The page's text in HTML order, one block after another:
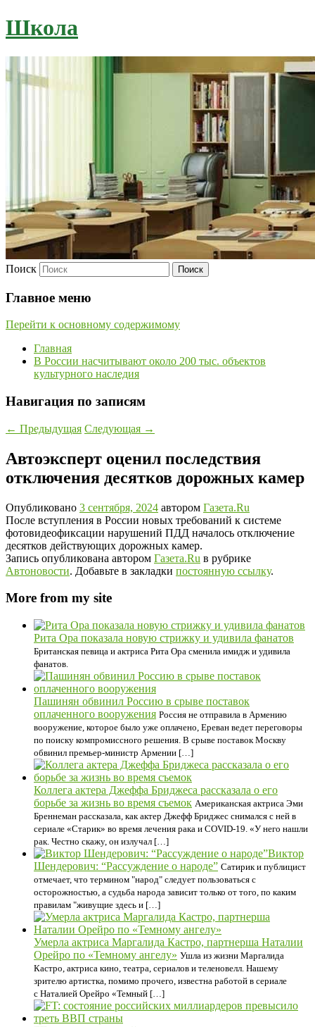
Школа
Поиск
Главное меню
Перейти к основному содержимому
Главная
В России насчитывают около 200 тыс. объектов
культурного наследия
Навигация по записям
← Предыдущая Следующая →
Автоэксперт оценил последствия
отключения десятков дорожных камер
Опубликовано 3 сентября, 2024 автором Газета.Ru
После вступления в России новых требований к системе
фотовидеофиксации нарушений ПДД началось отключение
десятков действующих дорожных камер.
Запись опубликована автором Газета.Ru в рубрике
Автоновости. Добавьте в закладки постоянную ссылку.
More from my site
Рита Ора показала новую стрижку и удивила фанатов
Британская певица и актриса Рита Ора сменила имидж и удивила
фанатов.
Пашинян обвинил Россию в срыве поставок
оплаченного вооружения Россия не отправила в Армению
вооружение, которое было уже оплачено, Ереван ведет переговоры
по поиску компромиссного решения. В срыве поставок Москву
обвинил премьер-министр Армении […]
Коллега актера Джеффа Бриджеса рассказала о его
борьбе за жизнь во время съемок Американская актриса Эми
Бреннеман рассказала, как актер Джефф Бриджес снимался с ней в
сериале «Старик» во время лечения рака и COVID-19. «У него нашли
рак. Честно скажу, он излучал […]
Виктор
Шендерович: “Рассуждение о народе” Сатирик и публицист
отмечает, что термином "народ" следует пользоваться с
осторожностью, а судьба народа зависит только от того, по каким
правилам "живущие здесь и […]
Умерла актриса Маргалида Кастро, партнерша Наталии
Орейро по «Темному ангелу» Ушла из жизни Маргалида
Кастро, актриса кино, театра, сериалов и теленовелл. Нашему
зрителю артистка, помимо прочего, известна работой в сериале
с Наталией Орейро «Темный […]